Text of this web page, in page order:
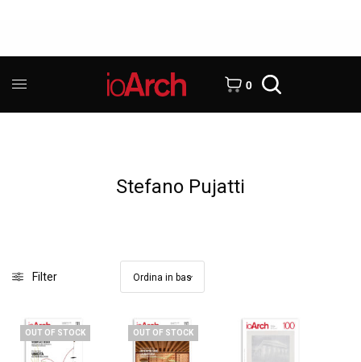
0
Stefano Pujatti
Filter
OUT OF STOCK OUT OF STOCK